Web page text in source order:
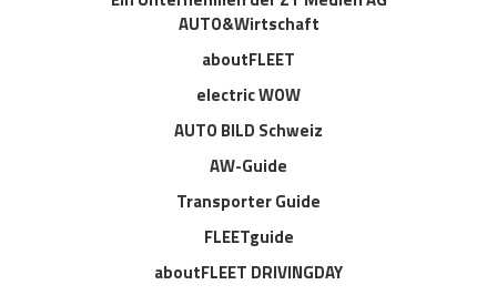
AUTO&Wirtschaft
aboutFLEET
electric WOW
AUTO BILD Schweiz
AW-Guide
Transporter Guide
FLEETguide
aboutFLEET DRIVINGDAY